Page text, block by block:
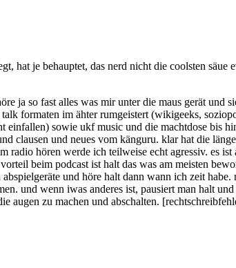
hat je behauptet, das nerd nicht die coolsten säue
ja so fast alles was mir unter die maus gerät
formaten im ähter rumgeistert (wikigeeks,
einfallen) sowie ukf music und die machtdose bis
clausen und neues vom känguru. klar hat die
radio hören werde ich teilweise echt agressiv. es
beim podcast ist halt das was am meisten
und höre halt dann wann ich zeit
und wenn iwas anderes ist, pausiert man halt
augen zu machen und abschalten.